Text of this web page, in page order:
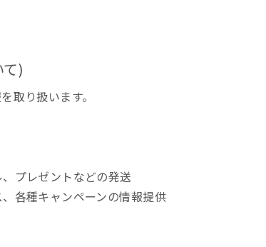
)
取り扱います。
プレゼントなどの発送
各種キャンペーンの情報提供